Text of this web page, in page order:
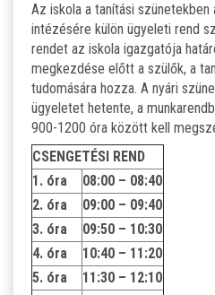
Az iskola a tanítási szünetekben
intézésére külön ügyeleti rend
rendet az iskola igazgatója
megkezdése előtt a szülők, a
tudomására hozza. A nyári
ügyeletet hetente, a
900-1200 óra között kell
CSENGETÉSI REND
1. óra
08:00 – 08:40
2. óra
09:00 – 09:40
3. óra
09:50 – 10:30
4. óra
10:40 – 11:20
5. óra
11:30 – 12:10